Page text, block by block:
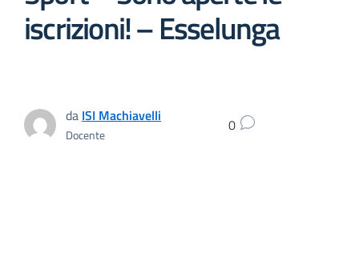
iscrizioni! – Esselunga
da ISI Machiavelli
Docente 0